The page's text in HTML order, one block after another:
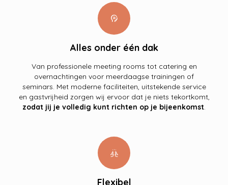
psychology
Alles onder één dak
Van professionele meeting rooms tot catering en
overnachtingen voor meerdaagse trainingen of
seminars. Met moderne faciliteiten, uitstekende service
en gastvrijheid zorgen wij ervoor dat je niets tekortkomt,
zodat jij je volledig kunt richten op je bijeenkomst.
cheer
Flexibel